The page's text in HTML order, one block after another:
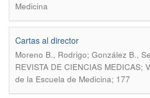
Medicina
Cartas al director
Moreno B., Rodrigo; González B.,
REVISTA DE CIENCIAS MEDICAS;
de la Escuela de Medicina; 177